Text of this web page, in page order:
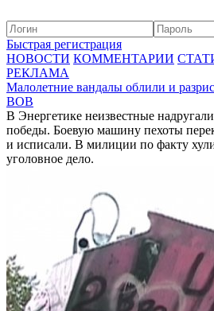
Быстрая регистрация
НОВОСТИ КОММЕНТАРИИ
РЕКЛАМА
Малолетние вандалы облили и
ВОВ
В Энергетике неизвестные
победы. Боевую машину пехоты
и исписали. В милиции по факту
уголовное дело.